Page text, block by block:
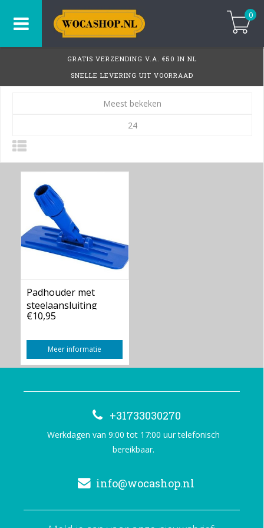
0
GRATIS VERZENDING V.A. €50 IN NL
SNELLE LEVERING UIT VOORRAAD
Meest bekeken
24
Padhouder met
steelaansluiting
€10,95
Meer informatie
+31733030270
Werkdagen van 9:00 tot 17:00 uur telefonisch
bereikbaar.
info@wocashop.nl